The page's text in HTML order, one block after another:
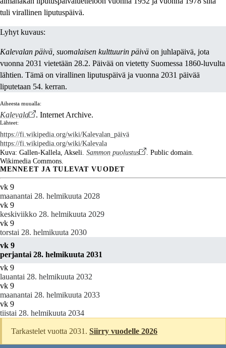
tuli virallinen liputuspäivä.
Lyhyt kuvaus:
Kalevalan päivä, suomalaisen kulttuurin päivä on juhlapäivä, jota
vuonna 2031 vietetään 28.2. Päivää on vietetty Suomessa 1860-luvulta
lähtien. Tämä on virallinen liputuspäivä ja vuonna 2031 päivää
liputetaan 54. kerran.
Aiheesta muualla:
Kalevala . Internet Archive.
Lähteet:
https://fi.wikipedia.org/wiki/Kalevalan_päivä
https://fi.wikipedia.org/wiki/Kalevala
Kuva: Gallen-Kallela, Akseli. Sammon puolustus
. Public domain.
Wikimedia Commons.
MENNEET JA TULEVAT VUODET
vk 9
maanantai 28. helmikuuta 2028
vk 9
keskiviikko 28. helmikuuta 2029
vk 9
torstai 28. helmikuuta 2030
vk 9
perjantai 28. helmikuuta 2031
vk 9
lauantai 28. helmikuuta 2032
vk 9
maanantai 28. helmikuuta 2033
vk 9
tiistai 28. helmikuuta 2034
Tarkastelet vuotta 2031.Siirry vuodelle 2026